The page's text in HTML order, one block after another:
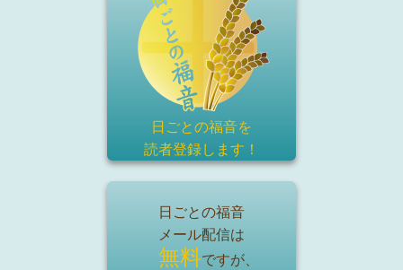
日ごとの福音を
読者登録します！
日ごとの福音
メール配信は
無料ですが、